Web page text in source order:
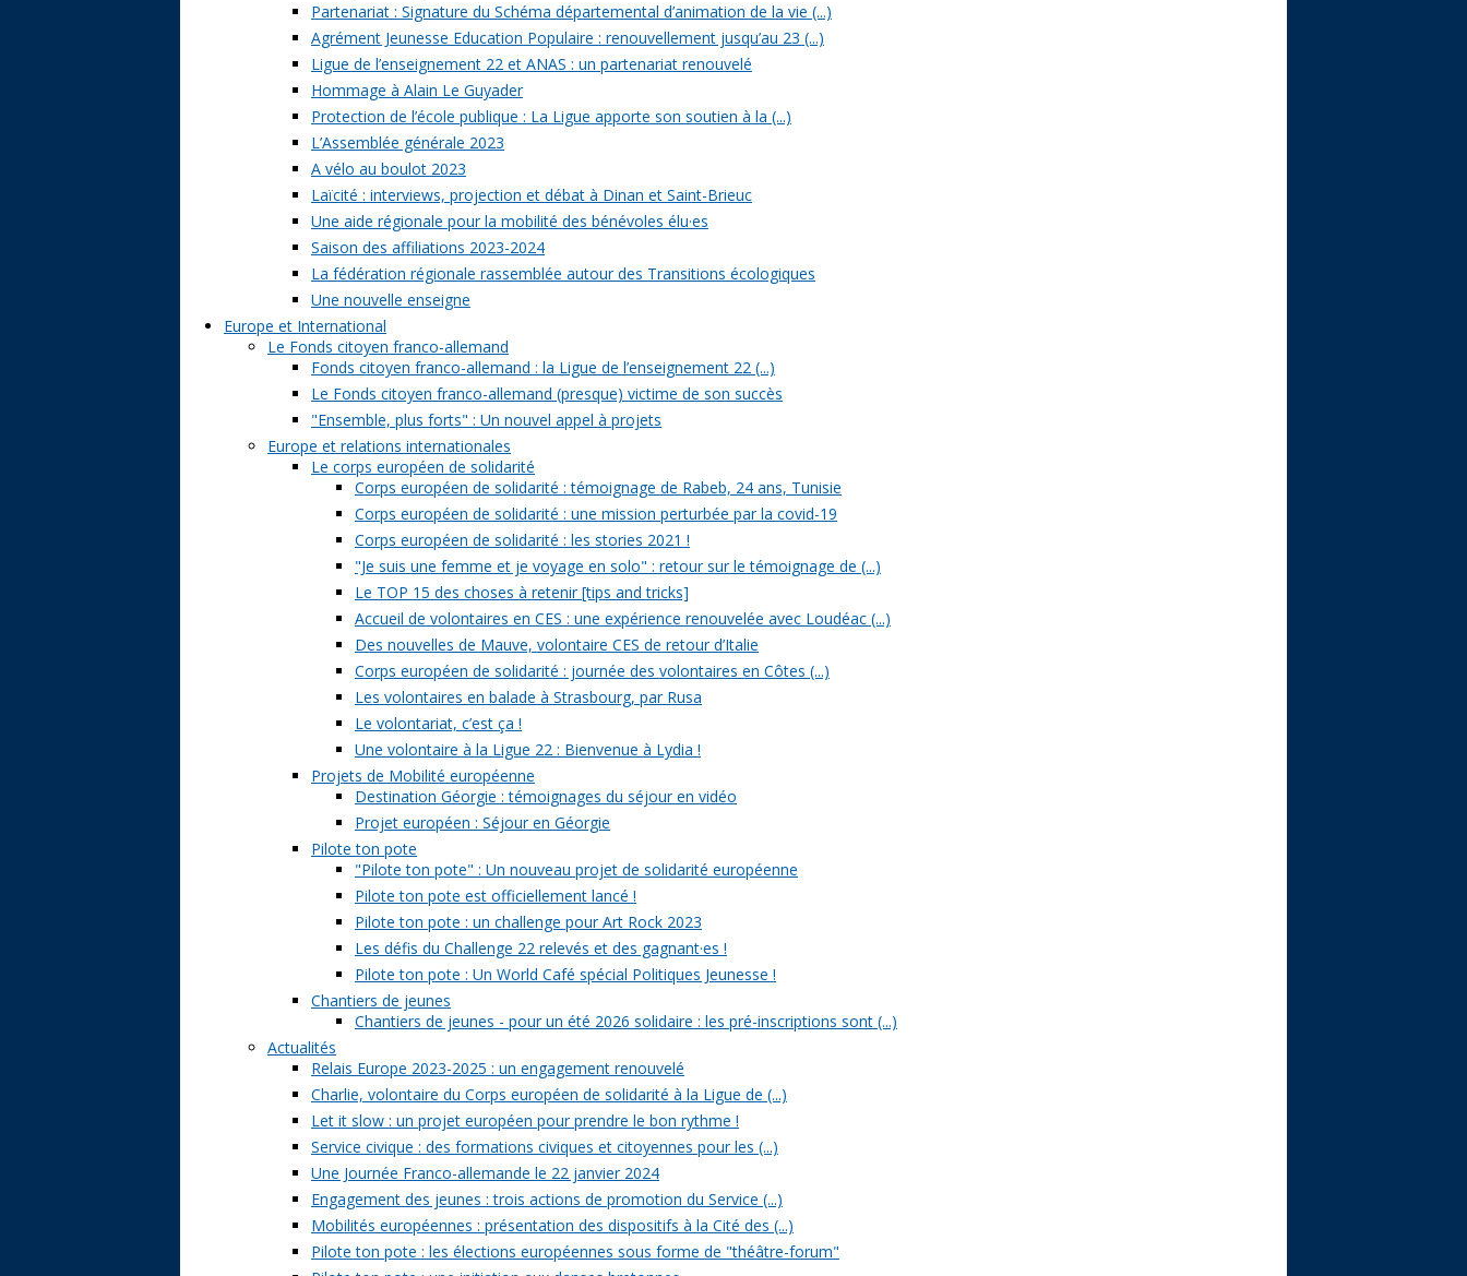
Partenariat : Signature du Schéma départemental d’animation de la vie (...)
Agrément Jeunesse Education Populaire : renouvellement jusqu’au 23 (...)
Ligue de l’enseignement 22 et ANAS : un partenariat renouvelé
Hommage à Alain Le Guyader
Protection de l’école publique : La Ligue apporte son soutien à la (...)
L’Assemblée générale 2023
A vélo au boulot 2023
Laïcité : interviews, projection et débat à Dinan et Saint-Brieuc
Une aide régionale pour la mobilité des bénévoles élu·es
Saison des affiliations 2023-2024
La fédération régionale rassemblée autour des Transitions écologiques
Une nouvelle enseigne
Europe et International
Le Fonds citoyen franco-allemand
Fonds citoyen franco-allemand : la Ligue de l’enseignement 22 (...)
Le Fonds citoyen franco-allemand (presque) victime de son succès
"Ensemble, plus forts" : Un nouvel appel à projets
Europe et relations internationales
Le corps européen de solidarité
Corps européen de solidarité : témoignage de Rabeb, 24 ans, Tunisie
Corps européen de solidarité : une mission perturbée par la covid-19
Corps européen de solidarité : les stories 2021 !
"Je suis une femme et je voyage en solo" : retour sur le témoignage de (...)
Le TOP 15 des choses à retenir [tips and tricks]
Accueil de volontaires en CES : une expérience renouvelée avec Loudéac (...)
Des nouvelles de Mauve, volontaire CES de retour d’Italie
Corps européen de solidarité : journée des volontaires en Côtes (...)
Les volontaires en balade à Strasbourg, par Rusa
Le volontariat, c’est ça !
Une volontaire à la Ligue 22 : Bienvenue à Lydia !
Projets de Mobilité européenne
Destination Géorgie : témoignages du séjour en vidéo
Projet européen : Séjour en Géorgie
Pilote ton pote
"Pilote ton pote" : Un nouveau projet de solidarité européenne
Pilote ton pote est officiellement lancé !
Pilote ton pote : un challenge pour Art Rock 2023
Les défis du Challenge 22 relevés et des gagnant·es !
Pilote ton pote : Un World Café spécial Politiques Jeunesse !
Chantiers de jeunes
Chantiers de jeunes - pour un été 2026 solidaire : les pré-inscriptions sont (...)
Actualités
Relais Europe 2023-2025 : un engagement renouvelé
Charlie, volontaire du Corps européen de solidarité à la Ligue de (...)
Let it slow : un projet européen pour prendre le bon rythme !
Service civique : des formations civiques et citoyennes pour les (...)
Une Journée Franco-allemande le 22 janvier 2024
Engagement des jeunes : trois actions de promotion du Service (...)
Mobilités européennes : présentation des dispositifs à la Cité des (...)
Pilote ton pote : les élections européennes sous forme de "théâtre-forum"